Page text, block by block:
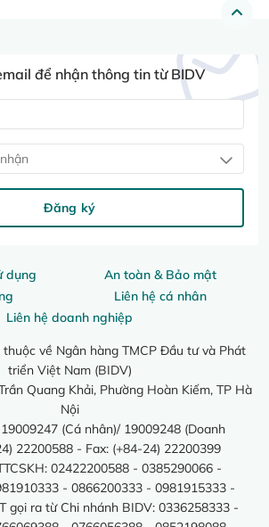
dụng
An toàn & Bảo mật
Liên hệ cá nhân
Liên hệ doanh nghiệp
về Ngân hàng TMCP Đầu tư và Phát
triển Việt Nam (BIDV)
Quang Khải, Phường Hoàn Kiếm, TP Hà
Nội
(Cá nhân)/ 19009248 (Doanh
22200588 - Fax: (+84-24) 22200399
02422200588 - 0385290066 -
- 0866200333 - 0981915333 -
gọi ra từ Chi nhánh BIDV: 0336258333 -
để nhận thông tin từ BIDV
Đăng ký